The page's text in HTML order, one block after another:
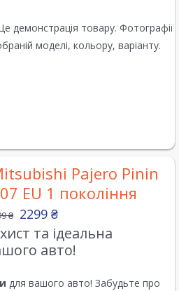
демонстрація товару. Фотографії
моделі, кольору, варіанту.
Pajero Pinin
EU 1 покоління
₴ 2299 ₴
та ідеальна
авто!
для вашого авто! Забудьте про